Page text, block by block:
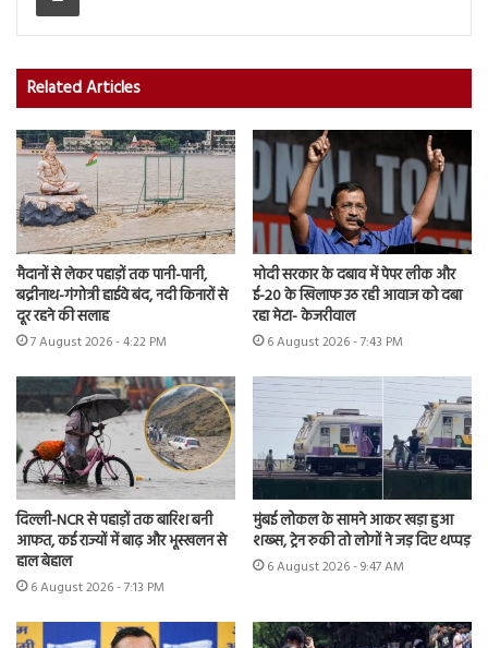
Related Articles
मैदानों से लेकर पहाड़ों तक पानी-पानी,
बद्रीनाथ-गंगोत्री हाईवे बंद, नदी किनारों से
दूर रहने की सलाह
7 August 2026 - 4:22 PM
मोदी सरकार के दबाव में पेपर लीक और
ई-20 के खिलाफ उठ रही आवाज को दबा
रहा मेटा- केजरीवाल
6 August 2026 - 7:43 PM
दिल्ली-NCR से पहाड़ों तक बारिश बनी
आफत, कई राज्यों में बाढ़ और भूस्खलन से
हाल बेहाल
6 August 2026 - 7:13 PM
मुंबई लोकल के सामने आकर खड़ा हुआ
शख्स, ट्रेन रुकी तो लोगों ने जड़ दिए थप्पड़
6 August 2026 - 9:47 AM